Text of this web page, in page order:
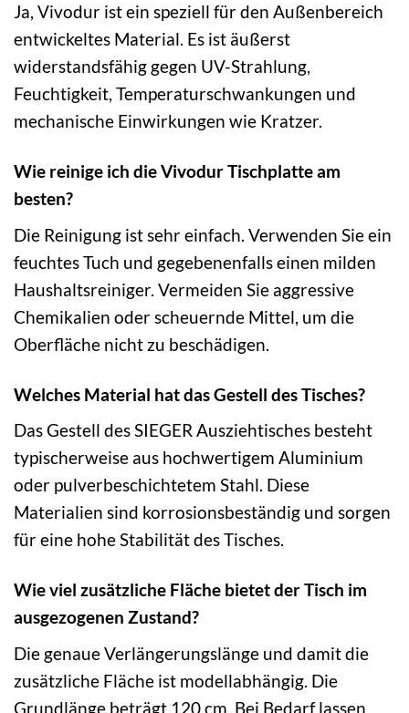
Ja, Vivodur ist ein speziell für den Außenbereich
entwickeltes Material. Es ist äußerst
widerstandsfähig gegen UV-Strahlung,
Feuchtigkeit, Temperaturschwankungen und
mechanische Einwirkungen wie Kratzer.
Wie reinige ich die Vivodur Tischplatte am
besten?
Die Reinigung ist sehr einfach. Verwenden Sie ein
feuchtes Tuch und gegebenenfalls einen milden
Haushaltsreiniger. Vermeiden Sie aggressive
Chemikalien oder scheuernde Mittel, um die
Oberfläche nicht zu beschädigen.
Welches Material hat das Gestell des Tisches?
Das Gestell des SIEGER Ausziehtisches besteht
typischerweise aus hochwertigem Aluminium
oder pulverbeschichtetem Stahl. Diese
Materialien sind korrosionsbeständig und sorgen
für eine hohe Stabilität des Tisches.
Wie viel zusätzliche Fläche bietet der Tisch im
ausgezogenen Zustand?
Die genaue Verlängerungslänge und damit die
zusätzliche Fläche ist modellabhängig. Die
Grundlänge beträgt 120 cm. Bei Bedarf lassen